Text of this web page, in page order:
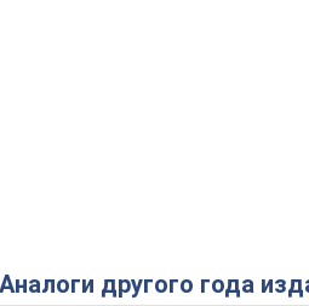
Аналоги другого года